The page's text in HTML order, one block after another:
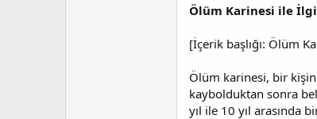
Ölüm Karinesi ile
[İçerik başlığı: Ölüm
Ölüm karinesi, bir
kaybolduktan sonra
yıl ile 10 yıl arasında